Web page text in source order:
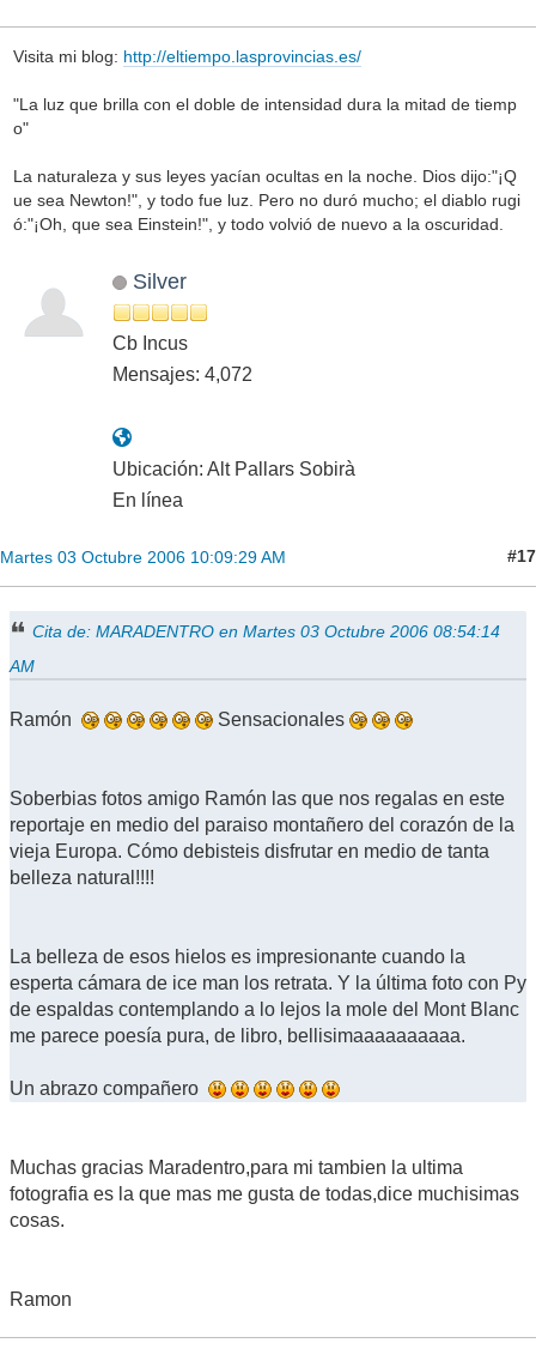
Visita mi blog: http://eltiempo.lasprovincias.es/
"La luz que brilla con el doble de intensidad dura la mitad de tiemp
o"
La naturaleza y sus leyes yacían ocultas en la noche. Dios dijo:"¡Q
ue sea Newton!", y todo fue luz. Pero no duró mucho; el diablo rugi
ó:"¡Oh, que sea Einstein!", y todo volvió de nuevo a la oscuridad.
Silver
Cb Incus
Mensajes: 4,072
Ubicación: Alt Pallars Sobirà
En línea
Martes 03 Octubre 2006 10:09:29 AM #17
Cita de: MARADENTRO en Martes 03 Octubre 2006 08:54:14
AM
Ramón Sensacionales
Soberbias fotos amigo Ramón las que nos regalas en este
reportaje en medio del paraiso montañero del corazón de la
vieja Europa. Cómo debisteis disfrutar en medio de tanta
belleza natural!!!!
La belleza de esos hielos es impresionante cuando la
esperta cámara de ice man los retrata. Y la última foto con Py
de espaldas contemplando a lo lejos la mole del Mont Blanc
me parece poesía pura, de libro, bellisimaaaaaaaaaa.
Un abrazo compañero
Muchas gracias Maradentro,para mi tambien la ultima
fotografia es la que mas me gusta de todas,dice muchisimas
cosas.
Ramon